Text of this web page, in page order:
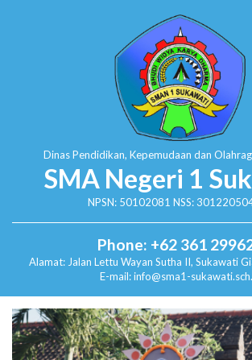
Dinas Pendidikan, Kepemudaan dan
SMA Negeri 1
NPSN: 50102081 NSS:
Phone: +62 361
Alamat: Jalan Lettu Wayan Sutha II, Sukawati
E-mail: info@sma1-